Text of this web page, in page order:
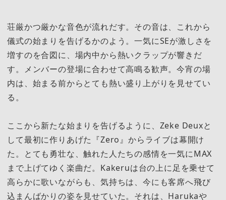
荘厳かつ厳かな音色が流れだす。その音は、これから
儀式の始まりを告げるかのよう。一気にSEが激しさを
増すのを合図に、場内中から熱いクラップが響きだ
す。メンバーの登場に合わせて高鳴る歓声。今宵の場
内は、始まる前からとても熱い盛り上がりを見せてい
る。
ここから新たな始まりを告げるように、Zeke Deuxと
して最初に作りあげた『Zero』からライブは幕開け
た。とても勇壮な、触れた人たちの感情を一気にMAX
まで上げてゆく楽曲だ。Kakeruは台の上に足を乗せて
高らかに歌いながらも、気持ちは、今にも客席へ飛び
込まんばかりの姿を見せていた。それは、Harukaや